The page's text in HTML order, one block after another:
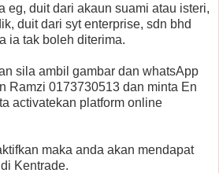
eg, duit dari akaun suami atau isteri,
duit dari syt enterprise, sdn bhd
ia tak boleh diterima.
sila ambil gambar dan whatsApp
Ramzi 0173730513 dan minta En
activatekan platform online
maka anda akan mendapat
Kentrade.